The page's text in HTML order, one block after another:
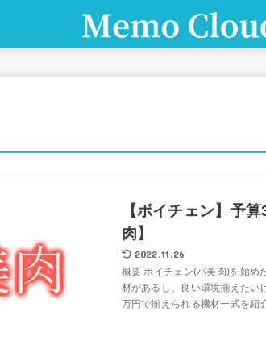
【ボイチェン】予
肉】
2022.11.26
概要 ボイチェン(バ美肉)を始め
材があるし、良い環境揃えたい
万円で揃えられる機材一式を紹